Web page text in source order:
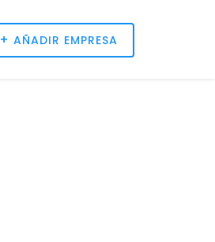
+ AÑADIR EMPRESA